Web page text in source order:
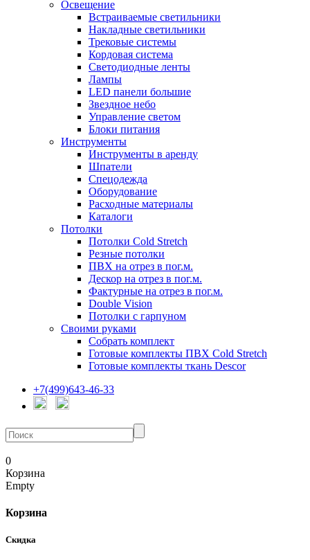
Освещение
Встраиваемые светильники
Накладные светильники
Трековые системы
Кордовая система
Светодиодные ленты
Лампы
LED панели большие
Звездное небо
Управление светом
Блоки питания
Инструменты
Инструменты в аренду
Шпатели
Спецодежда
Оборудование
Расходные материалы
Каталоги
Потолки
Потолки Cold Stretch
Резные потолки
ПВХ на отрез в пог.м.
Дескор на отрез в пог.м.
Фактурные на отрез в пог.м.
Double Vision
Потолки с гарпуном
Своими руками
Собрать комплект
Готовые комплекты ПВХ Cold Stretch
Готовые комплекты ткань Descor
+7(499)643-46-33
0
Корзина
Empty
Корзина
Скидка